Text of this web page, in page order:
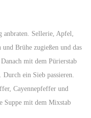
anbraten. Sellerie, Apfel,
Brühe zugießen und das
mit dem Pürierstab
ein Sieb passieren.
Cayennepfeffer und
Suppe mit dem Mixstab